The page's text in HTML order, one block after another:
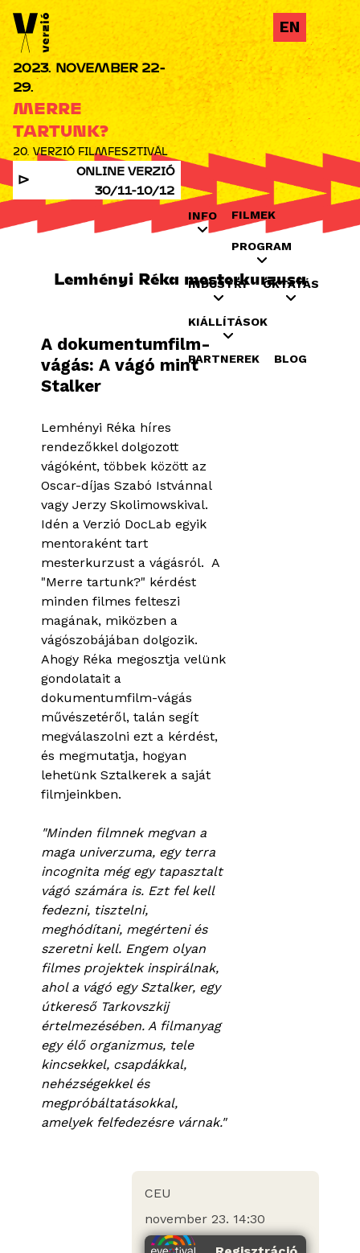
Jump to navigation
INFO FILMEK
PROGRAM
INDUSTRY OKTATÁS
KIÁLLÍTÁSOK
PARTNEREK BLOG
ONLINE VERZIÓ
30/11-10/12
MERRE
TARTUNK?
20. VERZIÓ FILMFESZTIVÁL
2023. NOVEMBER 22-
29.
Lemhényi Réka mesterkurzusa
A dokumentumfilm-
vágás: A vágó mint
Stalker
Lemhényi Réka híres
rendezőkkel dolgozott
vágóként, többek között az
Oscar-díjas Szabó Istvánnal
vagy Jerzy Skolimowskival.
Idén a Verzió DocLab egyik
mentoraként tart
mesterkurzust a vágásról. A
"Merre tartunk?" kérdést
minden filmes felteszi
magának, miközben a
vágószobájában dolgozik.
Ahogy Réka megosztja velünk
gondolatait a
dokumentumfilm-vágás
művészetéről, talán segít
megválaszolni ezt a kérdést,
és megmutatja, hogyan
lehetünk Sztalkerek a saját
filmjeinkben.
"Minden filmnek megvan a
maga univerzuma, egy terra
incognita még egy tapasztalt
vágó számára is. Ezt fel kell
fedezni, tisztelni,
meghódítani, megérteni és
szeretni kell. Engem olyan
filmes projektek inspirálnak,
ahol a vágó egy Sztalker, egy
útkereső Tarkovszkij
értelmezésében. A filmanyag
egy élő organizmus, tele
kincsekkel, csapdákkal,
nehézségekkel és
megpróbáltatásokkal,
amelyek felfedezésre várnak."
CEU
november 23. 14:30
EN